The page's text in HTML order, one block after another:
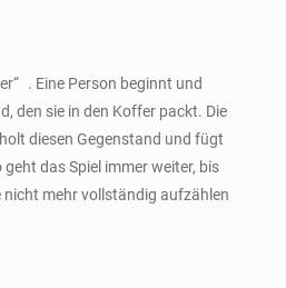
. Eine Person beginnt und
den sie in den Koffer packt. Die
diesen Gegenstand und fügt
geht das Spiel immer weiter, bis
nicht mehr vollständig aufzählen